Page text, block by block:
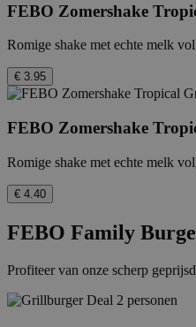
FEBO Zomershake
Romige shake met echte melk
€ 3.95
FEBO Zomershake
Romige shake met echte melk
€ 4.40
FEBO Family
Profiteer van onze scherp